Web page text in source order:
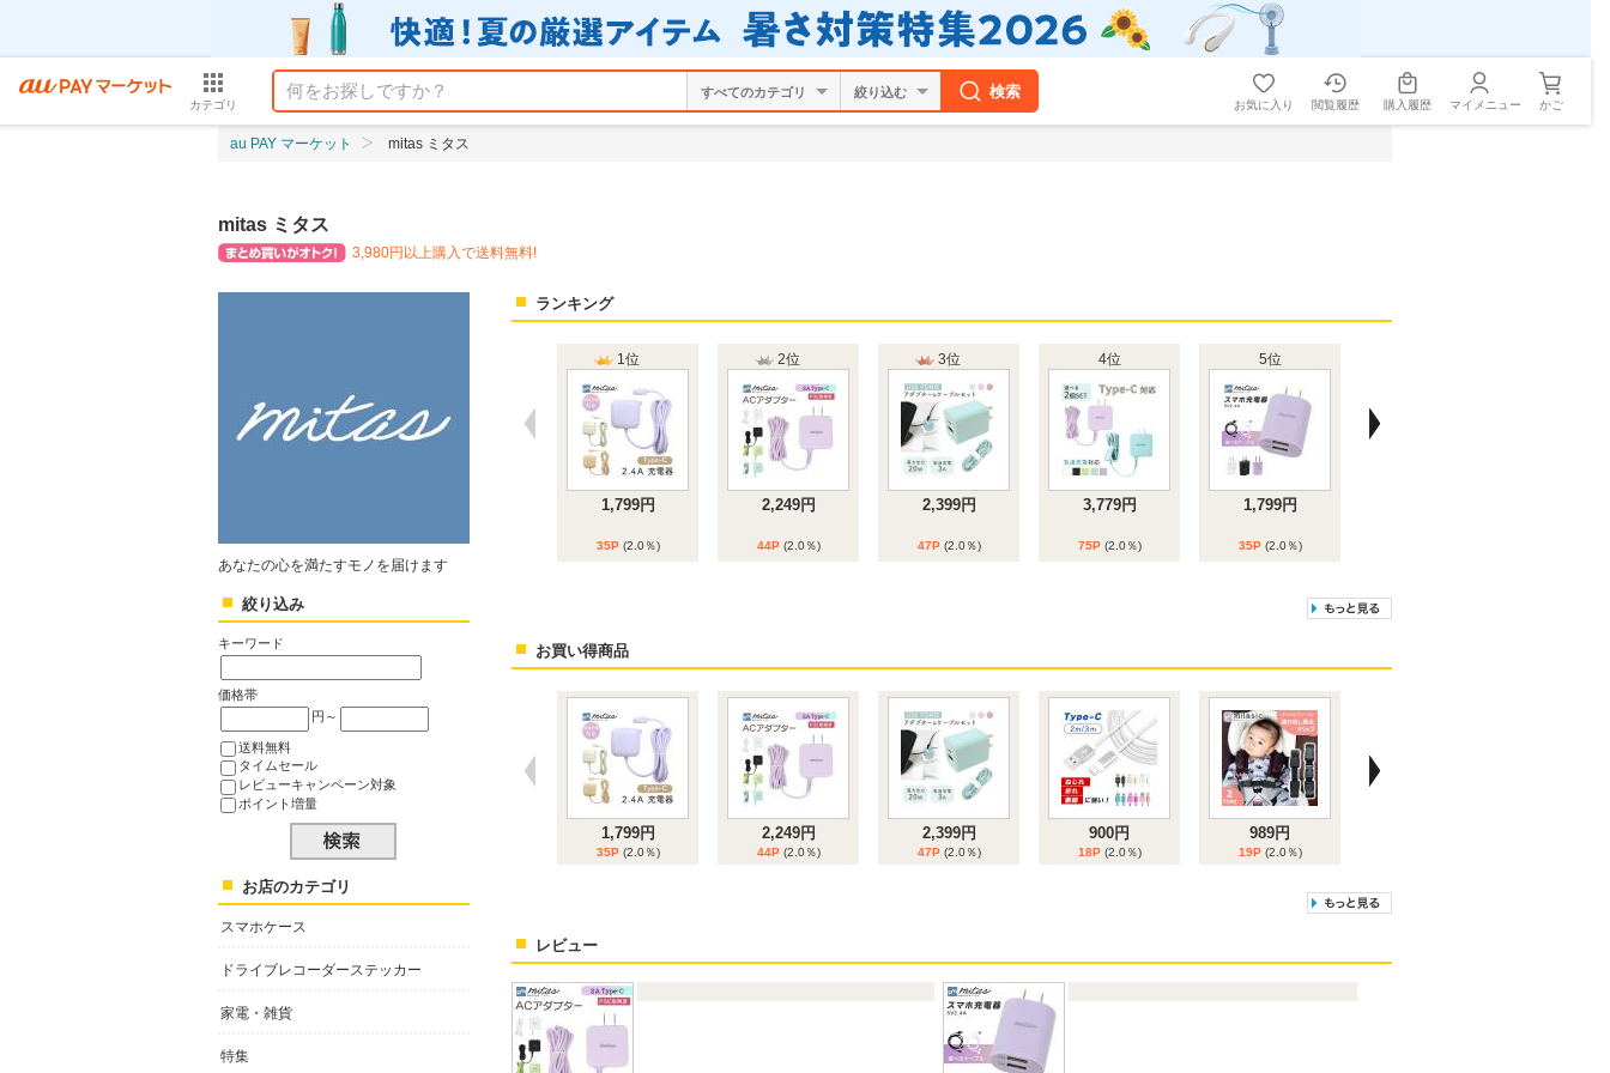
カテゴリ
絞り込む 検索
お気に入り 閲覧履歴 購入履歴 マイメニュー かご
au PAY マーケット mitas ミタス
mitas ミタス
3,980円以上購入で送料無料!
ランキング
1位
1,799円
35P (2.0％)
2位
2,249円
44P (2.0％)
3位
2,399円
47P (2.0％)
4位
3,779円
75P (2.0％)
5位
1,799円
35P (2.0％)
2,680円
53P (2.0％)
2,484円
49P(2.0％)
1,258円
25P (2.0％)
1,835円
36P(2.0％)
2,969円
59P(2.0％)
お買い得商品
1,799円
35P (2.0％)
2,249円
44P (2.0％)
2,399円
47P (2.0％)
900円
18P (2.0％)
989円
19P (2.0％)
699円
13P(2.0％)
1,529円
レビュー
あなたの心を満たすモノを届けます
絞り込み
キーワード
価格帯
円～
送料無料
タイムセール
レビューキャンペーン対象
ポイント増量
お店のカテゴリ
スマホケース
ドライブレコーダーステッカー
家電・雑貨
特集